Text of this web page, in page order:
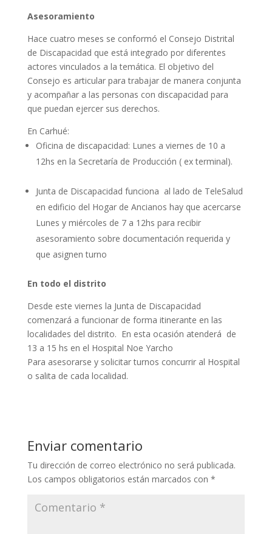
Asesoramiento
Hace cuatro meses se conformó el Consejo Distrital
de Discapacidad que está integrado por diferentes
actores vinculados a la temática. El objetivo del
Consejo es articular para trabajar de manera conjunta
y acompañar a las personas con discapacidad para
que puedan ejercer sus derechos.
En Carhué:
Oficina de discapacidad: Lunes a viernes de 10 a
12hs en la Secretaría de Producción ( ex terminal).
Junta de Discapacidad funciona al lado de TeleSalud
en edificio del Hogar de Ancianos hay que acercarse
Lunes y miércoles de 7 a 12hs para recibir
asesoramiento sobre documentación requerida y
que asignen turno
En todo el distrito
Desde este viernes la Junta de Discapacidad
comenzará a funcionar de forma itinerante en las
localidades del distrito. En esta ocasión atenderá de
13 a 15 hs en el Hospital Noe Yarcho
Para asesorarse y solicitar turnos concurrir al Hospital
o salita de cada localidad.
Enviar comentario
Tu dirección de correo electrónico no será publicada.
Los campos obligatorios están marcados con *